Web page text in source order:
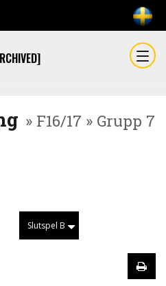
» F16/17 » Grupp 7
Slutspel B